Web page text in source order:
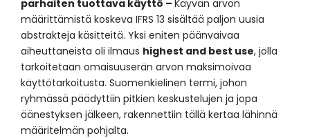
parhaiten tuottava käyttö – Käyvän arvon
määrittämistä koskeva IFRS 13 sisältää paljon uusia
abstrakteja käsitteitä. Yksi eniten päänvaivaa
aiheuttaneista oli ilmaus highest and best use, jolla
tarkoitetaan omaisuuserän arvon maksimoivaa
käyttötarkoitusta. Suomenkielinen termi, johon
ryhmässä päädyttiin pitkien keskustelujen ja jopa
äänestyksen jälkeen, rakennettiin tällä kertaa lähinnä
määritelmän pohjalta.